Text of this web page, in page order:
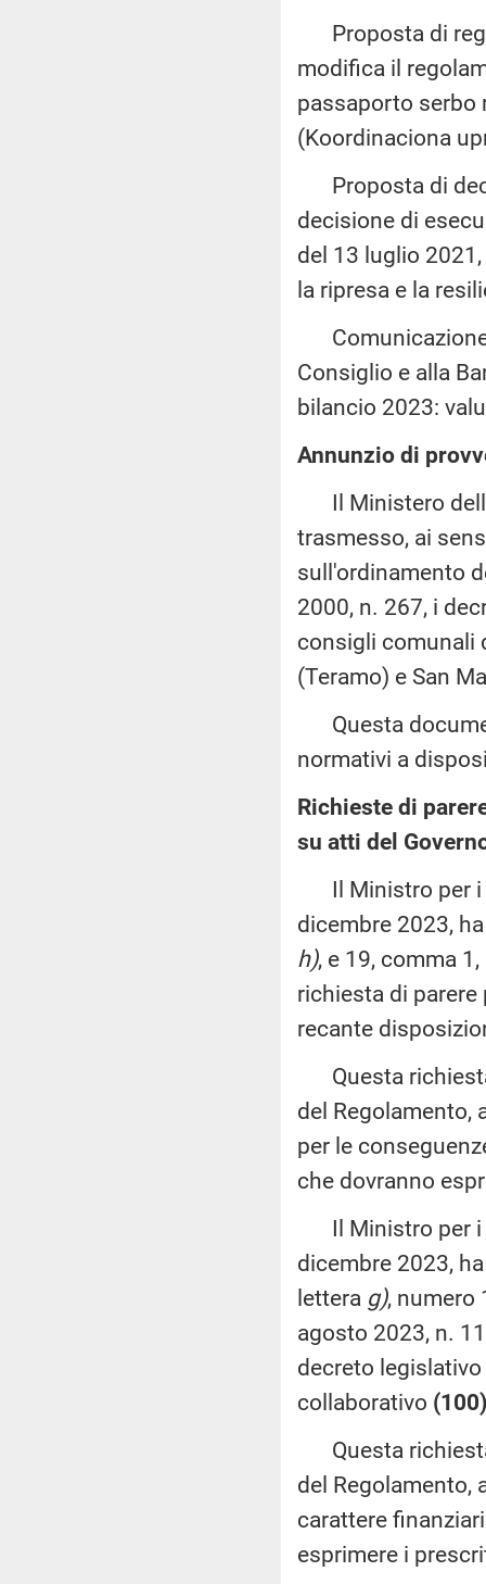
Proposta di
modifica il
passaporto serbo
(Koordinaciona
Proposta di
decisione di
del 13 luglio
la ripresa e la
Comunicazione
Consiglio e alla
bilancio 2023:
Annunzio di
Il Ministero
trasmesso, ai
sull'ordinamento
2000, n. 267, i
consigli comunali
(Teramo) e San
Questa
normativi a
Richieste di
su atti del
Il Ministro per i
dicembre 2023,
h), e 19, comma
richiesta di
recante
Questa
del Regolamento,
per le
che dovranno
Il Ministro per i
dicembre 2023,
lettera g), numero
agosto 2023, n.
decreto
collaborativo (100)
Questa
del Regolamento,
carattere
esprimere i